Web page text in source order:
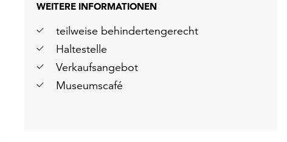
WEITERE INFORMATIONEN
teilweise behindertengerecht
Haltestelle
Verkaufsangebot
Museumscafé